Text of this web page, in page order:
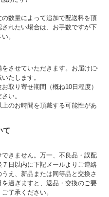
数量によって追加で配送料を頂
れたい場合は、お手数ですが下
。
させていただきます。お届けに
たします。
取り寄せ期間（概ね10日程度）
い。
のお時間を頂戴する可能性があ
て
きません。万一、不良品・誤配
日以内に下記メールよりご連絡
え、新品または同等品と交換さ
過ぎますと、返品・交換のご要
了承ください。